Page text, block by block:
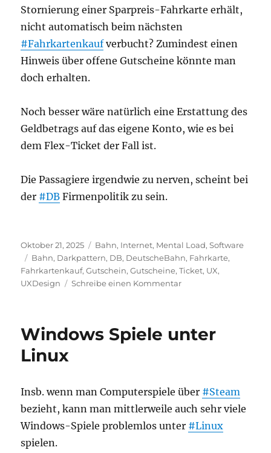
Stornierung einer Sparpreis-Fahrkarte erhält,
nicht automatisch beim nächsten
#Fahrkartenkaufverbucht? Zumindest einen
Hinweis über offene Gutscheine könnte man
doch erhalten.
Noch besser wäre natürlich eine Erstattung des
Geldbetrags auf das eigene Konto, wie es bei
dem Flex-Ticket der Fall ist.
Die Passagiere irgendwie zu nerven, scheint bei
der #DB Firmenpolitik zu sein.
Veröffentlicht
am
Oktober 21, 2025 Kategorien
Bahn, Internet, Mental Load,Software
Schlagwörter
Bahn, Darkpattern, DB, DeutscheBahn, Fahrkarte,
Fahrkartenkauf,Gutschein,Gutscheine,Ticket, UX,
UXDesign
Schreibe einen Kommentarzu
Bahn
Windows Spiele unter
Linux
Insb. wenn man Computerspiele über #Steam
bezieht, kann man mittlerweile auch sehr viele
Windows-Spiele problemlos unter #Linux
spielen.